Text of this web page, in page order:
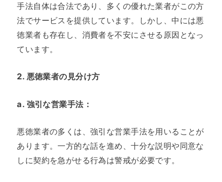
手法自体は合法であり、多くの優れた業者がこの方
法でサービスを提供しています。しかし、中には悪
徳業者も存在し、消費者を不安にさせる原因となっ
ています。
2. 悪徳業者の見分け方
a. 強引な営業手法：
悪徳業者の多くは、強引な営業手法を用いることが
あります。一方的な話を進め、十分な説明や同意な
しに契約を急がせる行為は警戒が必要です。